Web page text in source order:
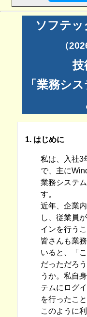
ソフテッ
（
技
「業務シ
1. はじめに
私は、入社3
で、主に
業務システ
す。
近年、企業
し、従業員
インを行う
皆さんも業
いると、「
だっただろ
うか。私自
テムにログ
を行ったこ
このように